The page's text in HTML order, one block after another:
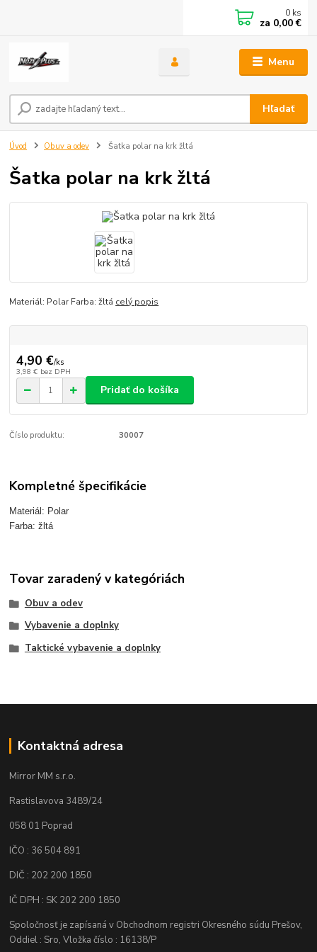
Menu
Hľadať
0 ks
za 0,00 €
Úvod Obuv a odev Šatka polar na krk žltá
Šatka polar na krk žltá
Materiál: Polar Farba: žltá celý popis
4,90 €/ks
3,98 € bez DPH
Pridať do košíka
Číslo produktu: 30007
Kompletné špecifikácie
Materiál: Polar
Farba: žltá
Tovar zaradený v kategóriách
Obuv a odev
Vybavenie a doplnky
Taktické vybavenie a doplnky
Kontaktná adresa
Mirror MM s.r.o.
Rastislavova 3489/24
058 01 Poprad
IČO : 36 504 891
DIČ : 202 200 1850
IČ DPH : SK 202 200 1850
Spoločnosť je zapísaná v Obchodnom registri Okresného súdu Prešov,
Oddiel : Sro, Vložka číslo : 16138/P